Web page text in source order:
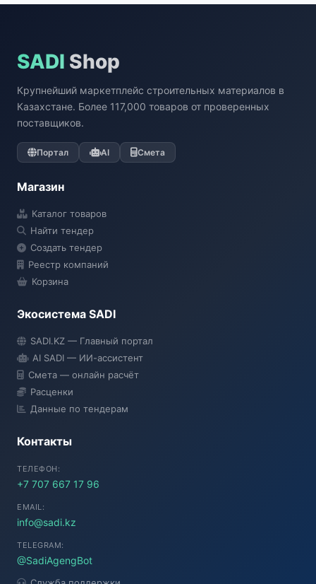
SADI Shop
Крупнейший маркетплейс строительных материалов в
Казахстане. Более 117,000 товаров от проверенных
поставщиков.
Портал AI Смета
Магазин
Каталог товаров
Найти тендер
Создать тендер
Реестр компаний
Корзина
Экосистема SADI
SADI.KZ — Главный портал
AI SADI — ИИ-ассистент
Смета — онлайн расчёт
Расценки
Данные по тендерам
Контакты
ТЕЛЕФОН:
+7 707 667 17 96
EMAIL:
info@sadi.kz
TELEGRAM:
@SadiAgengBot
● Подключение...